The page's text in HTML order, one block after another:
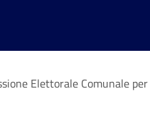
Elettorale Comunale